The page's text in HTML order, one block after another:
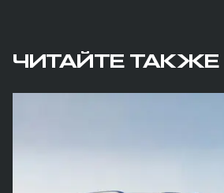
ЧИТАЙТЕ ТАКЖЕ